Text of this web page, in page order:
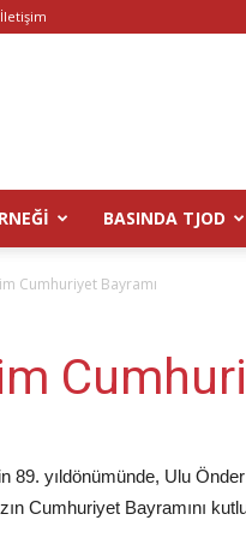
İletişim
BASINDA TJOD
Cumhuriyet Bayramı
89. yıldönümünde, Ulu
Cumhuriyet Bayramını